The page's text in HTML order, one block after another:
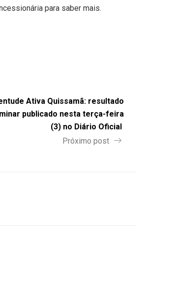
para saber mais.
Ativa Quissamã: resultado
publicado nesta terça-feira
(3) no Diário Oficial
Próximo post